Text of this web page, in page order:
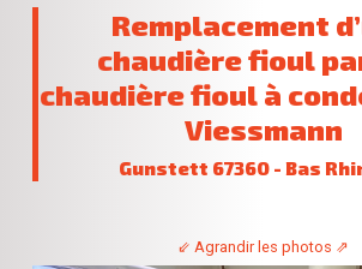
Remplacement
chaudière fioul
chaudière fioul à
Viessmann
Gunstett 67360 - Bas
⇙ Agrandir les photos ⇗